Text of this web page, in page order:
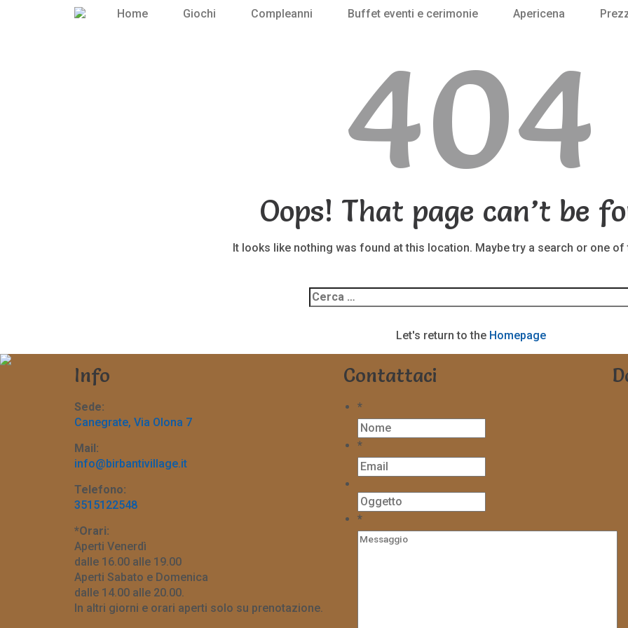
Home Giochi Compleanni Buffet eventi e cerimonie Apericena
404
Oops! That page can’t be
It looks like nothing was found at this location. Maybe try a search or one of
per:
Let's return to the Homepage
Info
Sede:
Canegrate, Via Olona 7
Mail:
info@birbantivillage.it
Telefono:
3515122548
*Orari:
Aperti Venerdì
dalle 16.00 alle 19.00
Aperti Sabato e Domenica
dalle 14.00 alle 20.00.
In altri giorni e orari aperti solo su prenotazione.
Contattaci
*
*
*